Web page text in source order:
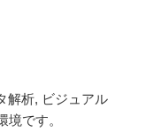
解析, ビジュアル
です。